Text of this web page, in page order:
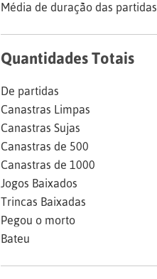
Média de duração das partidas
Quantidades Totais
De partidas
Canastras Limpas
Canastras Sujas
Canastras de 500
Canastras de 1000
Jogos Baixados
Trincas Baixadas
Pegou o morto
Bateu